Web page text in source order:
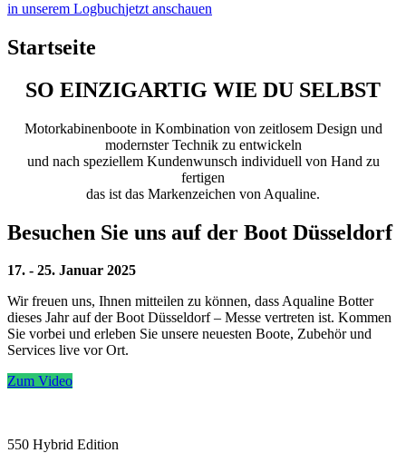
in unserem Logbuchjetzt anschauen
Startseite
SO EINZIGARTIG WIE DU SELBST
Motorkabinenboote in Kombination von zeitlosem Design und
modernster Technik zu entwickeln
und nach speziellem Kundenwunsch individuell von Hand zu
fertigen
das ist das Markenzeichen von Aqualine.
Besuchen Sie uns auf der Boot Düsseldorf
17. - 25. Januar 2025
Wir freuen uns, Ihnen mitteilen zu können, dass Aqualine Botter
dieses Jahr auf der Boot Düsseldorf – Messe vertreten ist. Kommen
Sie vorbei und erleben Sie unsere neuesten Boote, Zubehör und
Services live vor Ort.
Zum Video
550 Hybrid Edition